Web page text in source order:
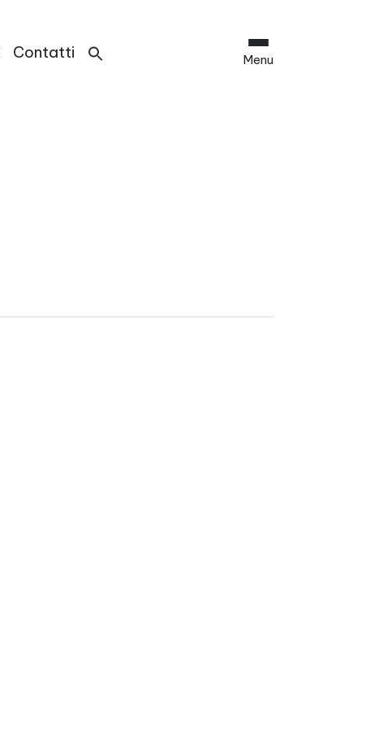
Contatti Menu